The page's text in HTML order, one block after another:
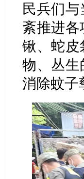
民兵们
紊推进
锹、蛇皮
物、丛生
消除蚊子